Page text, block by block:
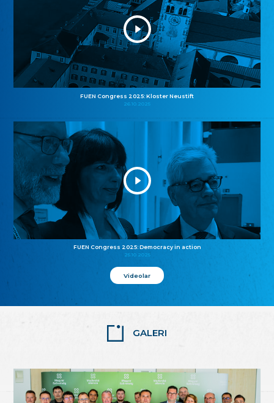
FUEN Congress 2025: Kloster Neustift
26.10.2025
FUEN Congress 2025: Democracy in action
25.10.2025
Videolar
GALERI